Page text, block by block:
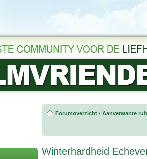
Forumoverzicht ‹ Aanverwante
Winterhardheid